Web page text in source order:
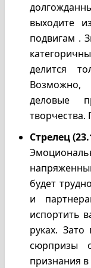
выходите
подвигам .
делится
деловые
творчества.
Стрелец
будет
и
испортить
руках.
сюрпризы
признания